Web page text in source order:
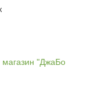
магазин "ДжаБо